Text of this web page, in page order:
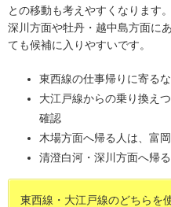
との移動も考えやすくなります。
深川方面や牡丹・越中島方面に
ても候補に入りやすいです。
東西線の仕事帰りに寄る
大江戸線からの乗り換え
確認
木場方面へ帰る人は、富
清澄白河・深川方面へ帰
東西線・大江戸線のどちらを